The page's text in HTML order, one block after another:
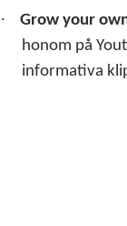
· Grow your
honom på
informativa